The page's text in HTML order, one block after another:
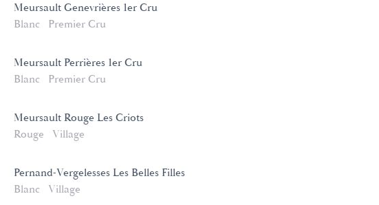
Meursault Genevrières 1er Cru
Blanc
Premier Cru
Meursault Perrières 1er Cru
Blanc
Premier Cru
Meursault Rouge Les Criots
Rouge
Village
Pernand-Vergelesses Les Belles Filles
Blanc
Village